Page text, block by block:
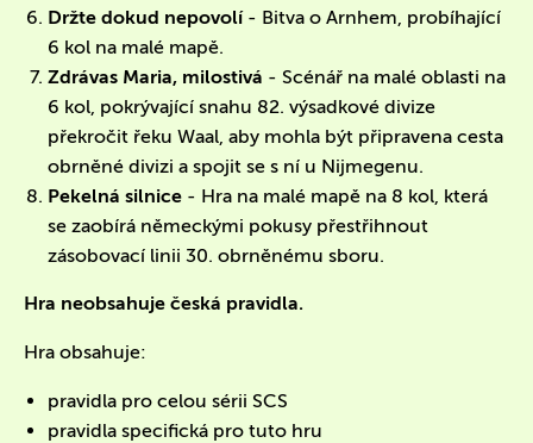
Držte dokud nepovolí- Bitva o Arnhem, probíhající
6 kol na malé mapě.
Zdrávas Maria, milostivá - Scénář na malé oblasti na
6 kol, pokrývající snahu 82. výsadkové divize
překročit řeku Waal, aby mohla být připravena cesta
obrněné divizi a spojit se s ní u Nijmegenu.
Pekelná silnice - Hra na malé mapě na 8 kol, která
se zaobírá německými pokusy přestřihnout
zásobovací linii 30. obrněnému sboru.
Hra neobsahuje česká pravidla.
Hra obsahuje:
pravidla pro celou sérii SCS
pravidla specifická pro tuto hru